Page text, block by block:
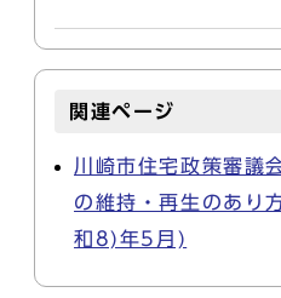
関連ページ
川崎市住宅政策審議
の維持・再生のあり
和8)年5月)